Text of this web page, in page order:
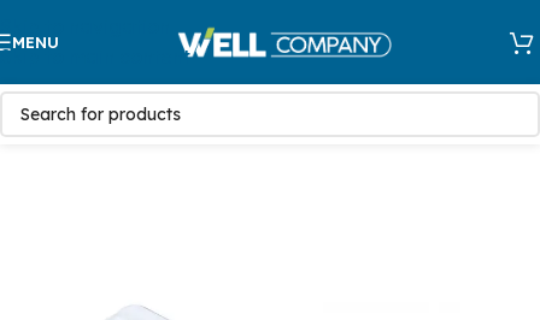
Skip to main content
MENU